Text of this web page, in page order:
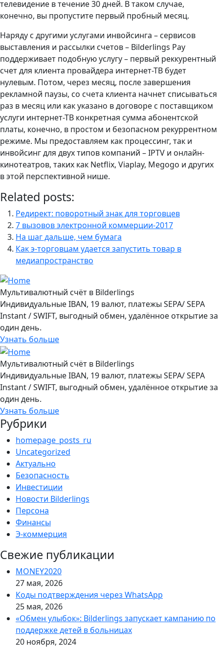
телевидение в течение 30 дней. В таком случае,
конечно, вы пропустите первый пробный месяц.
Наряду с другими услугами инвойсинга – сервисов
выставления и рассылки счетов – Bilderlings Pay
поддерживает подобную услугу – первый реккурентный
счет для клиента провайдера интернет-ТВ будет
нулевым. Потом, через месяц, после завершения
рекламной паузы, со счета клиента начнет списываться
раз в месяц или как указано в договоре с поставщиком
услуги интернет-ТВ конкретная сумма абонентской
платы, конечно, в простом и безопасном рекуррентном
режиме. Мы предоставляем как процессинг, так и
инвойсинг для двух типов компаний – IPTV и онлайн-
кинотеатров, таких как Netflix, Viaplay, Megogo и других
в этой перспективной нише.
Related posts:
Редирект: поворотный знак для торговцев
7 вызовов электронной коммерции-2017
На шаг дальше, чем бумага
Как э-торговцам удается запустить товар в
медиапространство
Мультивалютный счёт в Bilderlings
Индивидуальные IBAN, 19 валют, платежы SEPA/ SEPA
Instant / SWIFT, выгодный обмен, удалённое открытие за
один день.
Узнать больше
Мультивалютный счёт в Bilderlings
Индивидуальные IBAN, 19 валют, платежы SEPA/ SEPA
Instant / SWIFT, выгодный обмен, удалённое открытие за
один день.
Узнать больше
Рубрики
homepage_posts_ru
Uncategorized
Актуально
Безопасность
Инвестиции
Новости Bilderlings
Персона
Финансы
Э-коммерция
Свежие публикации
MONEY2020
27 мая, 2026
Коды подтверждения через WhatsApp
25 мая, 2026
«Обмен улыбок»: Bilderlings запускает кампанию по
поддержке детей в больницах
20 ноября, 2024